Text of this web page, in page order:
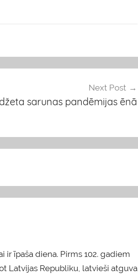
Next Post
sarunas pandēmijas ēnā
ir īpaša diena. Pirms 102. gadiem
Latvijas Republiku, latvieši atguva